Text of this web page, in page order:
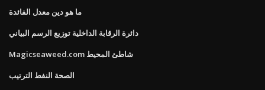
ما هو دين معدل الفائدة
دائرة الرقابة الداخلية توزيع الرسم البياني
Magicseaweed.com شاطئ المحيط
الصحة النفط الترتيب